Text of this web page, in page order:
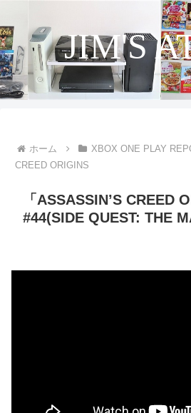
JIM'S
ホーム XBOX ONE PLAY
CREED ORIGINS
「ASSASSIN’S CREED
#44(SIDE QUEST: THE